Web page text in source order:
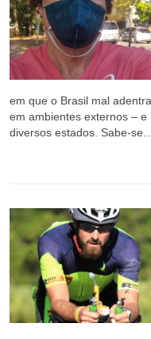
em que o Brasil mal
em ambientes externos –
diversos estados. Sabe-se…